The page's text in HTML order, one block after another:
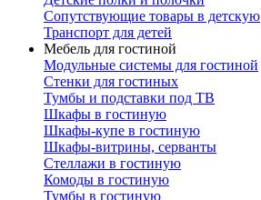
Сопутствующие товары в детскую
Транспорт для детей
Мебель для гостиной
Модульные системы для гостиной
Стенки для гостиных
Тумбы и подставки под ТВ
Шкафы в гостиную
Шкафы-купе в гостиную
Шкафы-витрины, серванты
Стеллажи в гостиную
Комоды в гостиную
Тумбы в гостиную